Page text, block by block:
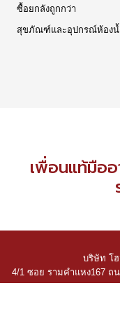
ซื้อยกลังถูกกว่า
สุขภัณฑ์และอุปกรณ์ห้องน้
เพื่อนแท้มือ
บริษัท โ
4/1 ซอย รามคำแหง167 ถ